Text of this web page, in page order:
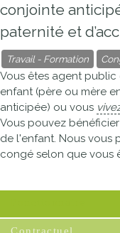
conjointe
paternité et
Travail - Formation
Vous êtes agent
enfant (père ou mère
anticipée) ou vous
Vous pouvez
de l'enfant. Nous vous
congé selon que vous